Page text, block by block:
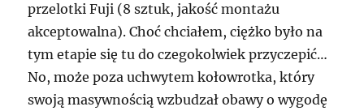
przelotki Fuji (8 sztuk, jakość montażu
akceptowalna). Choć chciałem, ciężko było na
tym etapie się tu do czegokolwiek przyczepić…
No, może poza uchwytem kołowrotka, który
swoją masywnością wzbudzał obawy o wygodę